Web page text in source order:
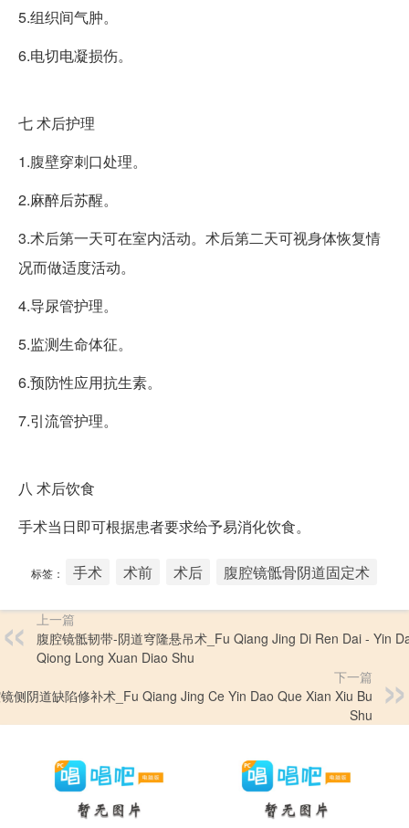
5.组织间气肿。
6.电切电凝损伤。
七术后护理
1.腹壁穿刺口处理。
2.麻醉后苏醒。
3.术后第一天可在室内活动。术后第二天可视身体恢复情
况而做适度活动。
4.导尿管护理。
5.监测生命体征。
6.预防性应用抗生素。
7.引流管护理。
八 术后饮食
手术当日即可根据患者要求给予易消化饮食。
标签： 手术 术前 术后 腹腔镜骶骨阴道固定术
上一篇
腹腔镜骶韧带-阴道穹隆悬吊术_Fu Qiang Jing Di Ren Dai - Yin
Qiong Long Xuan Diao Shu
下一篇
侧阴道缺陷修补术_Fu Qiang Jing Ce Yin Dao Que Xian Xiu Bu
Shu